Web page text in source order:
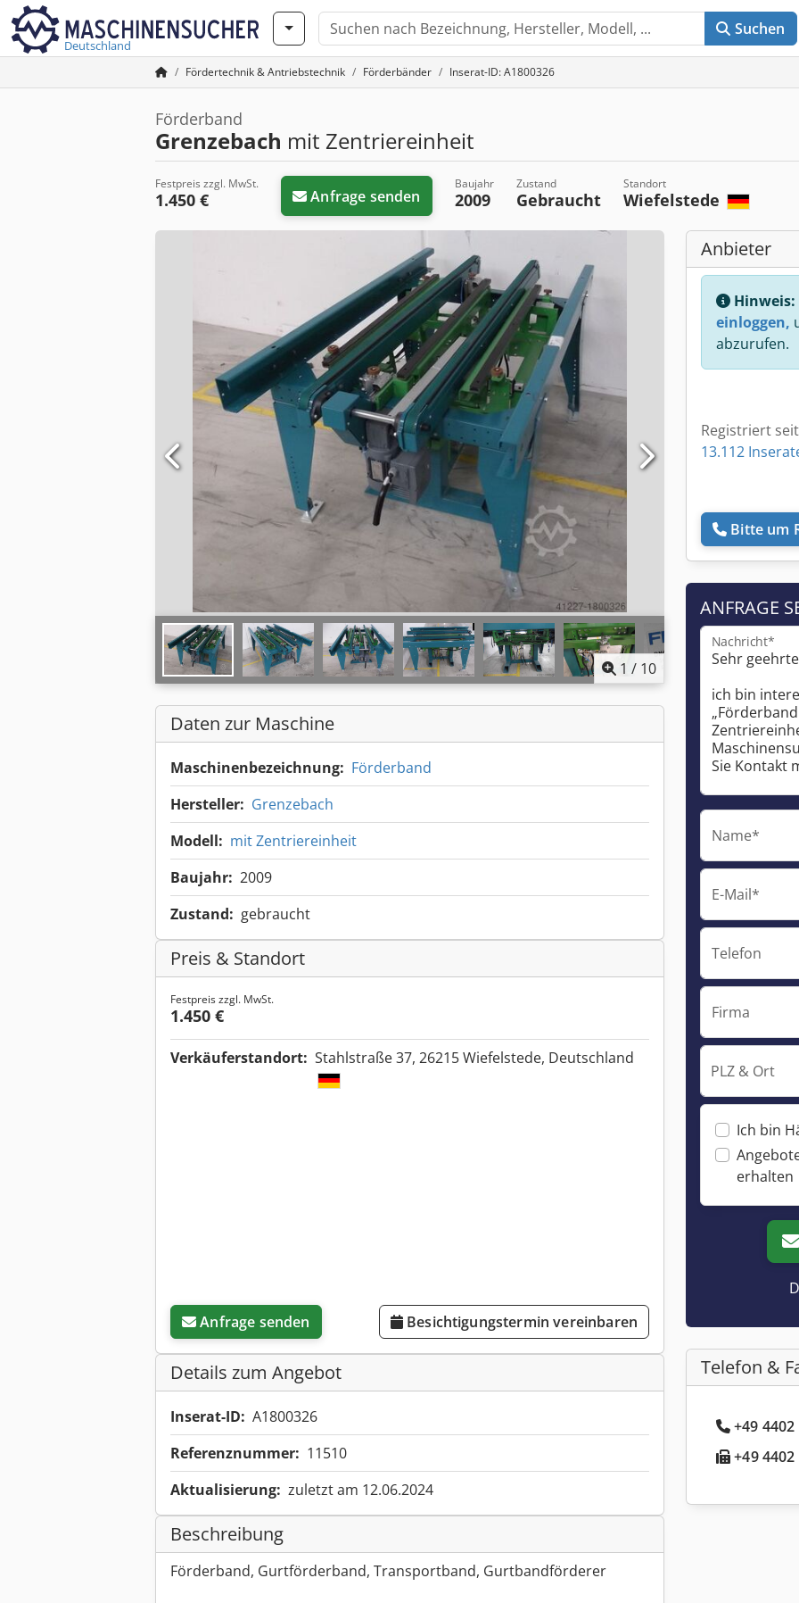
Deutschland
Suchen
Fördertechnik & Antriebstechnik Förderbänder Inserat-ID: A1800326
Förderband
Grenzebach mit Zentriereinheit
Festpreis zzgl. MwSt.
1.450 € Anfrage senden
Baujahr
2009
Zustand
Gebraucht
Standort
Wiefelstede
1 / 10
Daten zur Maschine
Maschinenbezeichnung: Förderband
Hersteller: Grenzebach
Modell: mit Zentriereinheit
Baujahr: 2009
Zustand: gebraucht
Preis & Standort
Festpreis zzgl. MwSt.
1.450 €
Verkäuferstandort: Stahlstraße 37, 26215 Wiefelstede, Deutschland
Anfrage senden Besichtigungstermin vereinbaren
Details zum Angebot
Inserat-ID: A1800326
Referenznummer: 11510
Aktualisierung: zuletzt am 12.06.2024
Beschreibung
Förderband, Gurtförderband, Transportband, Gurtbandförderer
Anbieter
Hinweis:
einloggen,
abzurufen.
Registriert
13.112
Bitte um
ANFRAGE
Nachricht*
Name*
E-Mail*
Telefon
Firma
PLZ & Ort
Ich bin
erhalten
Telefon &
+49
+49